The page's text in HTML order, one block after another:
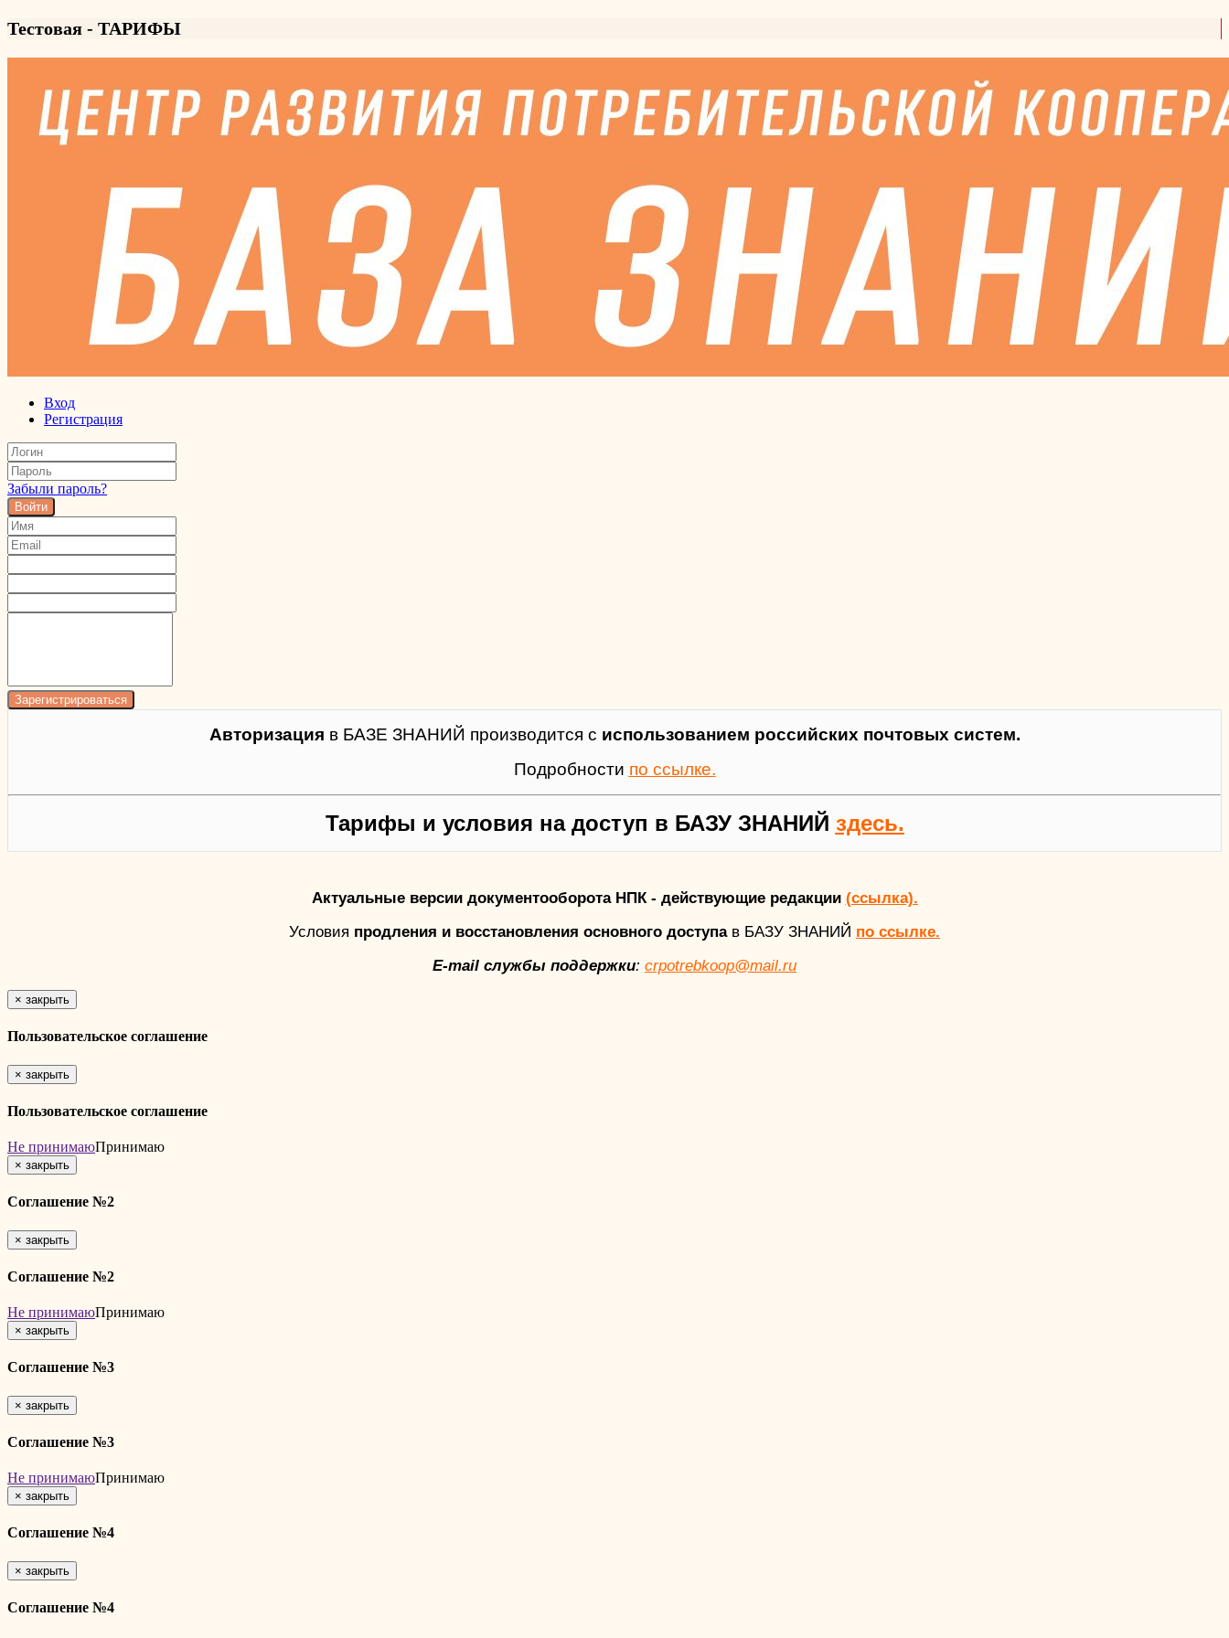
Тестовая - ТАРИФЫ
Вход
Регистрация
Забыли пароль?
Войти
Авторизация в БАЗЕ ЗНАНИЙ производится с использованием российских почтовых систем.
Подробности по ссылке.
Тарифы и условия на доступ в БАЗУ ЗНАНИЙ здесь.
Актуальные версии документооборота НПК - действующие редакции (ссылка).
Условия продления и восстановления основного доступав БАЗУ ЗНАНИЙ по ссылке.
E-mail службы поддержки: crpotrebkoop@mail.ru
× закрыть
Пользовательское соглашение
× закрыть
Пользовательское соглашение
Не принимаюПринимаю
× закрыть
Соглашение №2
× закрыть
Соглашение №2
Не принимаюПринимаю
× закрыть
Соглашение №3
× закрыть
Соглашение №3
Не принимаюПринимаю
× закрыть
Соглашение №4
× закрыть
Соглашение №4